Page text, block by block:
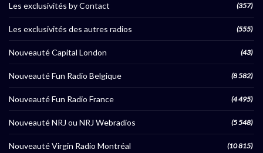
Les exclusivités by Contact (357)
Les exclusivités des autres radios (555)
Nouveauté Capital London (43)
Nouveauté Fun Radio Belgique (8 582)
Nouveauté Fun Radio France (4 495)
Nouveauté NRJ ou NRJ Webradios (5 548)
Nouveauté Virgin Radio Montréal (10 815)